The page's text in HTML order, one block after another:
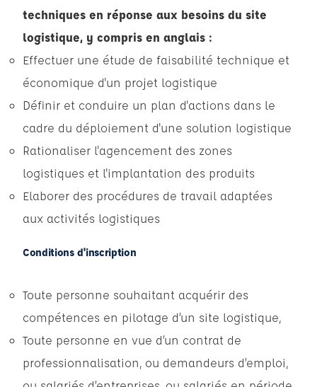
techniques en réponse aux besoins du site
logistique, y compris en anglais :
Effectuer une étude de faisabilité technique et
économique d'un projet logistique
Définir et conduire un plan d'actions dans le
cadre du déploiement d'une solution logistique
Rationaliser l'agencement des zones
logistiques et l'implantation des produits
Elaborer des procédures de travail adaptées
aux activités logistiques
Conditions d'inscription
Toute personne souhaitant acquérir des
compétences en pilotage d’un site logistique,
Toute personne en vue d’un contrat de
professionnalisation, ou demandeurs d’emploi,